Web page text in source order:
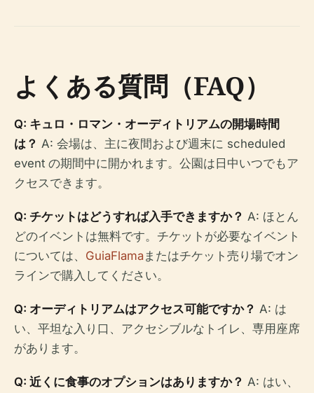
よくある質問（FAQ）
Q: キュロ・ロマン・オーディトリアムの開場時間
は？ A: 会場は、主に夜間および週末に scheduled
event の期間中に開かれます。公園は日中いつでもア
クセスできます。
Q: チケットはどうすれば入手できますか？ A: ほとん
どのイベントは無料です。チケットが必要なイベント
については、 GuiaFlamaまたはチケット売り場でオン
ラインで購入してください。
Q: オーディトリアムはアクセス可能ですか？ A: は
い、平坦な入り口、アクセシブルなトイレ、専用座席
があります。
Q: 近くに食事のオプションはありますか？ A: はい、